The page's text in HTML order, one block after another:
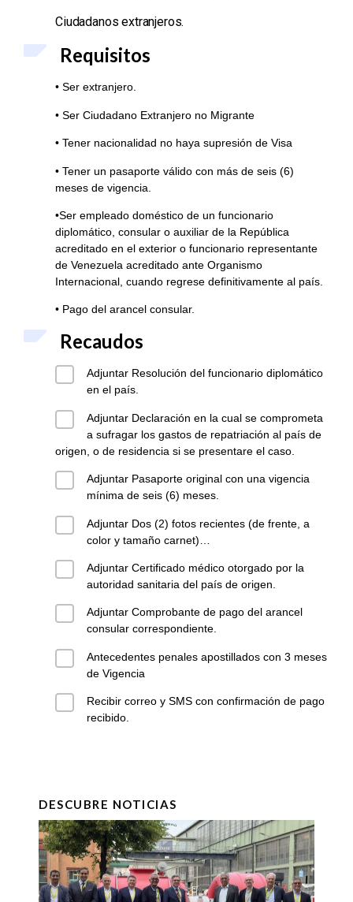
Ciudadanos extranjeros.
Requisitos
• Ser extranjero.
• Ser Ciudadano Extranjero no Migrante
• Tener nacionalidad no haya supresión de Visa
• Tener un pasaporte válido con más de seis (6)
meses de vigencia.
•Ser empleado doméstico de un funcionario
diplomático, consular o auxiliar de la República
acreditado en el exterior o funcionario representante
de Venezuela acreditado ante Organismo
Internacional, cuando regrese definitivamente al país.
• Pago del arancel consular.
Recaudos
Adjuntar Resolución del funcionario diplomático
en el país.
Adjuntar Declaración en la cual se comprometa
a sufragar los gastos de repatriación al país de
origen, o de residencia si se presentare el caso.
Adjuntar Pasaporte original con una vigencia
mínima de seis (6) meses.
Adjuntar Dos (2) fotos recientes (de frente, a
color y tamaño carnet)…
Adjuntar Certificado médico otorgado por la
autoridad sanitaria del país de origen.
Adjuntar Comprobante de pago del arancel
consular correspondiente.
Antecedentes penales apostillados con 3 meses
de Vigencia
Recibir correo y SMS con confirmación de pago
recibido.
DESCUBRE NOTICIAS